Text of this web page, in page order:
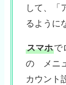
して、「
るように
スマホで
の メニ
カウント